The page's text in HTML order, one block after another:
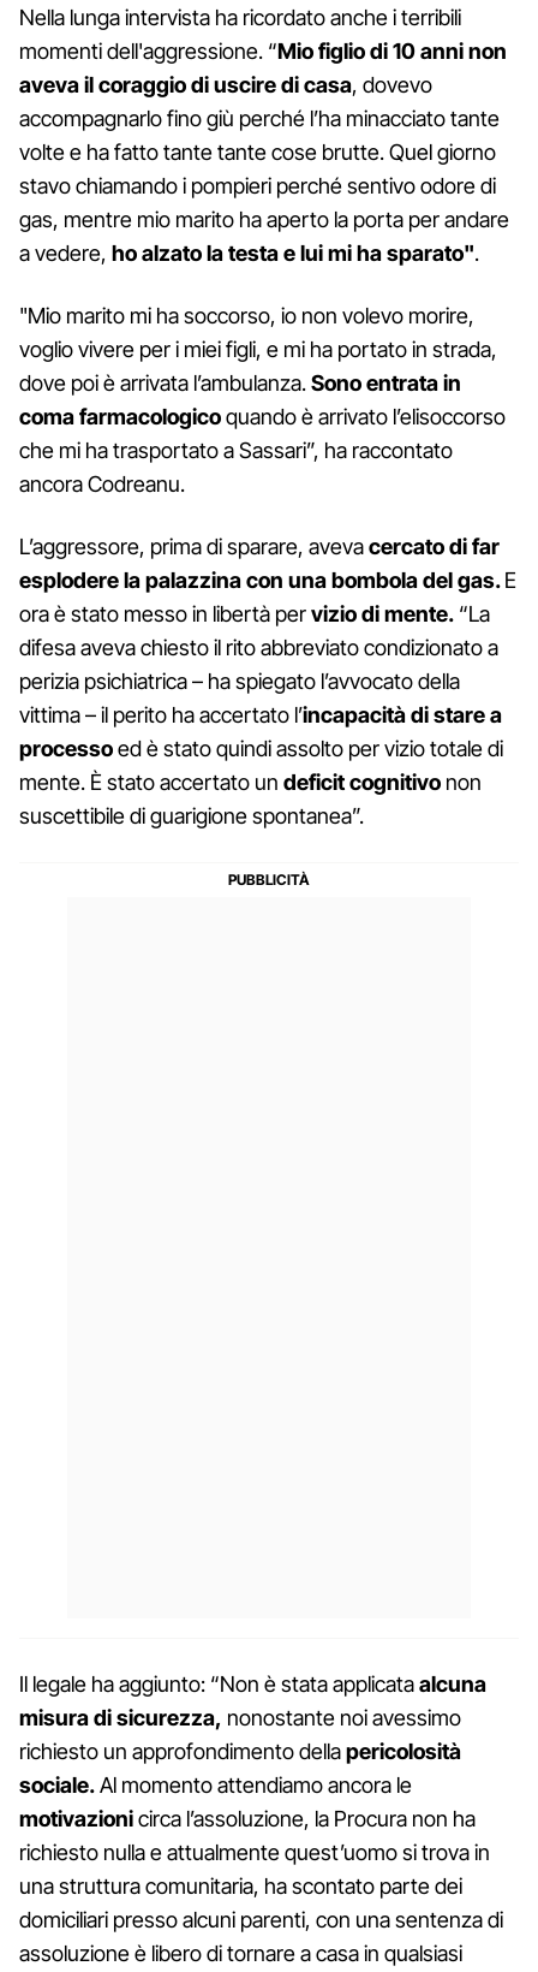
Nella lunga intervista ha ricordato anche i terribili
momenti dell'aggressione. “Mio figlio di 10 anni non
aveva il coraggio di uscire di casa, dovevo
accompagnarlo fino giù perché l’ha minacciato tante
volte e ha fatto tante tante cose brutte. Quel giorno
stavo chiamando i pompieri perché sentivo odore di
gas, mentre mio marito ha aperto la porta per andare
a vedere, ho alzato la testa e lui mi ha sparato".
"Mio marito mi ha soccorso, io non volevo morire,
voglio vivere per i miei figli, e mi ha portato in strada,
dove poi è arrivata l’ambulanza.Sono entrata in
coma farmacologicoquando è arrivato l’elisoccorso
che mi ha trasportato a Sassari”, ha raccontato
ancora Codreanu.
L’aggressore, prima di sparare, avevacercato di far
esplodere la palazzina con una bombola del gas.E
ora è stato messo in libertà pervizio di mente. “La
difesa aveva chiesto il rito abbreviato condizionato a
perizia psichiatrica – ha spiegato l’avvocato della
vittima – il perito ha accertato l’incapacità di stare a
processoed è stato quindi assolto per vizio totale di
mente. È stato accertato un deficit cognitivo non
suscettibile di guarigione spontanea”.
Il legale ha aggiunto: “Non è stata applicataalcuna
misura di sicurezza, nonostante noi avessimo
richiesto un approfondimento dellapericolosità
sociale.Al momento attendiamo ancora le
motivazionicirca l’assoluzione, la Procura non ha
richiesto nulla e attualmente quest’uomo si trova in
una struttura comunitaria, ha scontato parte dei
domiciliari presso alcuni parenti, con una sentenza di
assoluzione è libero di tornare a casa in qualsiasi